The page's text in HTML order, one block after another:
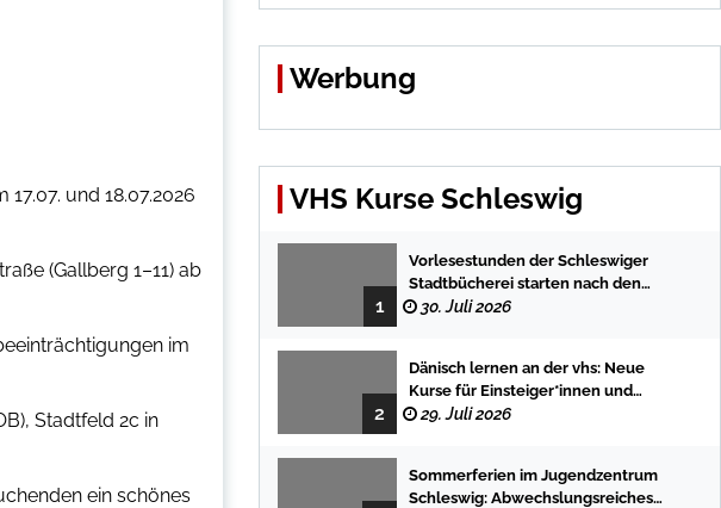
und 18.07.2026
(Gallberg 1–11) ab
im
Stadtfeld 2c in
ein schönes
Werbung
VHS Kurse Schleswig
1
Vorlesestunden der Schleswiger
Stadtbücherei starten nach den
Sommerferien mit spannenden
30. Juli 2026
2
Dänisch lernen an der vhs: Neue
Kurse für Einsteiger*innen und
Fortgeschrittene
29. Juli 2026
Sommerferien im Jugendzentrum
Schleswig: Abwechslungsreiches